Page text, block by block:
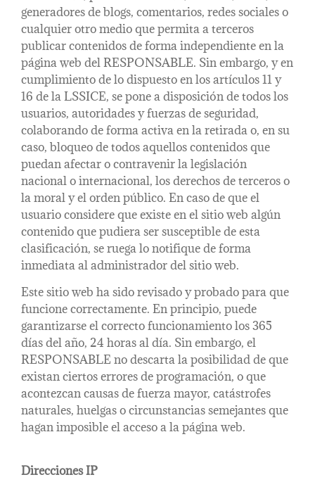
generadores de blogs, comentarios, redes sociales o
cualquier otro medio que permita a terceros
publicar contenidos de forma independiente en la
página web del RESPONSABLE. Sin embargo, y en
cumplimiento de lo dispuesto en los artículos 11 y
16 de la LSSICE, se pone a disposición de todos los
usuarios, autoridades y fuerzas de seguridad,
colaborando de forma activa en la retirada o, en su
caso, bloqueo de todos aquellos contenidos que
puedan afectar o contravenir la legislación
nacional o internacional, los derechos de terceros o
la moral y el orden público. En caso de que el
usuario considere que existe en el sitio web algún
contenido que pudiera ser susceptible de esta
clasificación, se ruega lo notifique de forma
inmediata al administrador del sitio web.
Este sitio web ha sido revisado y probado para que
funcione correctamente. En principio, puede
garantizarse el correcto funcionamiento los 365
días del año, 24 horas al día. Sin embargo, el
RESPONSABLE no descarta la posibilidad de que
existan ciertos errores de programación, o que
acontezcan causas de fuerza mayor, catástrofes
naturales, huelgas o circunstancias semejantes que
hagan imposible el acceso a la página web.
Direcciones IP